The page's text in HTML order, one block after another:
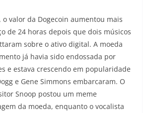
o valor da Dogecoin aumentou mais
de 24 horas depois que dois músicos
sobre o ativo digital. A moeda
já havia sido endossada por
e estava crescendo em popularidade
e Gene Simmons embarcaram. O
Snoop postou um meme
da moeda, enquanto o vocalista